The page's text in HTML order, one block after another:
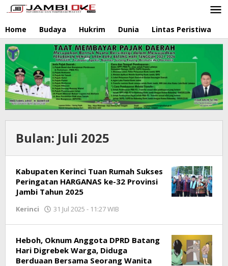
Lewati
ke
konten
Home Budaya Hukrim Dunia Lintas Peristiwa
Bulan: Juli 2025
Kabupaten Kerinci Tuan Rumah Sukses
Peringatan HARGANAS ke-32 Provinsi
Jambi Tahun 2025
Kerinci 31 Jul 2025 - 11:27 WIB
Heboh, Oknum Anggota DPRD Batang
Hari Digrebek Warga, Diduga
Berduaan Bersama Seorang Wanita